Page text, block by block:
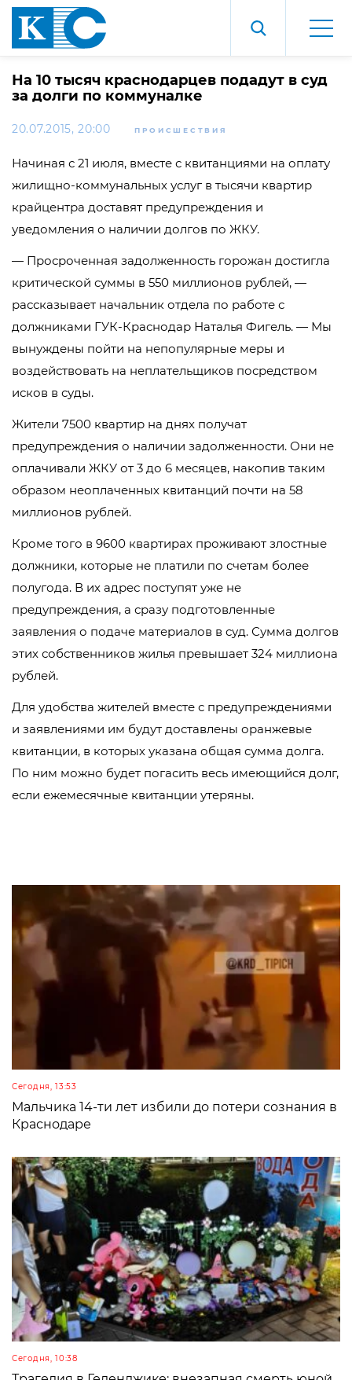
На 10 тысяч краснодарцев подадут в суд
за долги по коммуналке
20.07.2015, 20:00 ПРОИСШЕСТВИЯ
Начиная с 21 июля, вместе с квитанциями на оплату
жилищно-коммунальных услуг в тысячи квартир
крайцентра доставят предупреждения и
уведомления о наличии долгов по ЖКУ.
— Просроченная задолженность горожан достигла
критической суммы в 550 миллионов рублей, —
рассказывает начальник отдела по работе с
должниками ГУК-Краснодар Наталья Фигель. — Мы
вынуждены пойти на непопулярные меры и
воздействовать на неплательщиков посредством
исков в суды.
Жители 7500 квартир на днях получат
предупреждения о наличии задолженности. Они не
оплачивали ЖКУ от 3 до 6 месяцев, накопив таким
образом неоплаченных квитанций почти на 58
миллионов рублей.
Кроме того в 9600 квартирах проживают злостные
должники, которые не платили по счетам более
полугода. В их адрес поступят уже не
предупреждения, а сразу подготовленные
заявления о подаче материалов в суд. Сумма долгов
этих собственников жилья превышает 324 миллиона
рублей.
Для удобства жителей вместе с предупреждениями
и заявлениями им будут доставлены оранжевые
квитанции, в которых указана общая сумма долга.
По ним можно будет погасить весь имеющийся долг,
если ежемесячные квитанции утеряны.
Сегодня, 13:53
Мальчика 14-ти лет избили до потери сознания в
Краснодаре
Сегодня, 10:38